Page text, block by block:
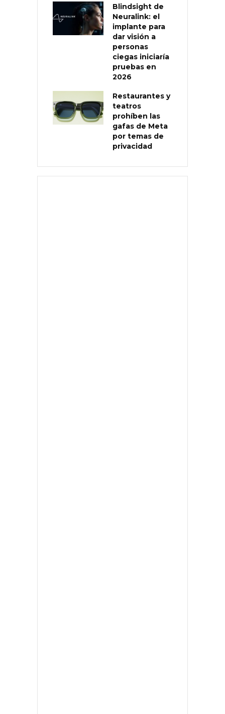
Blindsight de
Neuralink: el
implante para
dar visión a
personas
ciegas iniciaría
pruebas en
2026
Restaurantes y
teatros
prohíben las
gafas de Meta
por temas de
privacidad